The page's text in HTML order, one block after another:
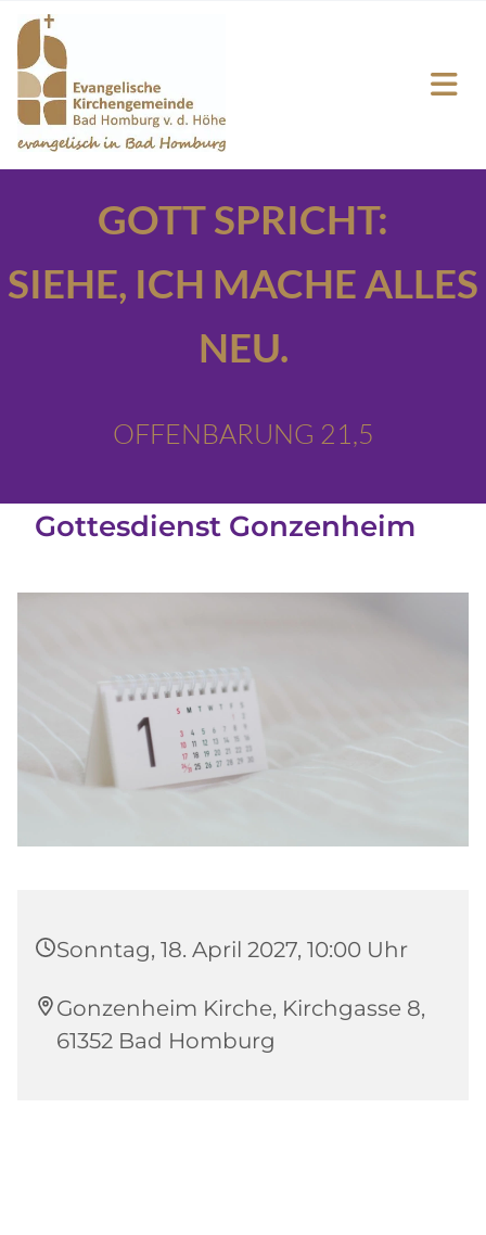
GOTT SPRICHT:
SIEHE, ICH MACHE ALLES
NEU.
OFFENBARUNG 21,5
Gottesdienst Gonzenheim
Sonntag, 18. April 2027, 10:00 Uhr
Gonzenheim Kirche, Kirchgasse 8,
61352 Bad Homburg